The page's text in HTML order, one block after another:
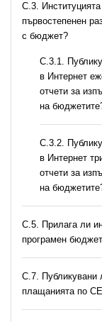
C.3.
първостепенен
с бюджет?
С.3.1.
в Интернет
отчети за
на
С.3.2.
в Интернет
отчети за
на
С.5. Прилага ли
програмен
С.7. Публикувани
плащанията по